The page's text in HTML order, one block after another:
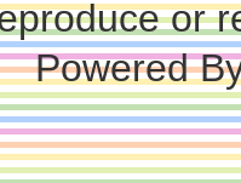
or